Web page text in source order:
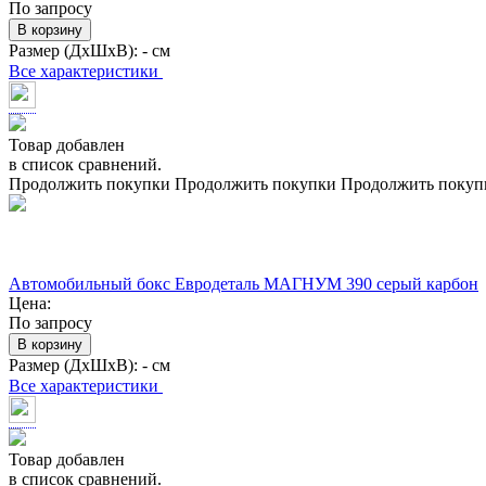
По запросу
В корзину
Размер (ДхШхВ): - см
Все характеристики
Товар добавлен
в список сравнений.
Продолжить покупки Продолжить покупки Продолжить
Автомобильный бокс Евродеталь МАГНУМ 390 серый карбон
Цена:
По запросу
В корзину
Размер (ДхШхВ): - см
Все характеристики
Товар добавлен
в список сравнений.